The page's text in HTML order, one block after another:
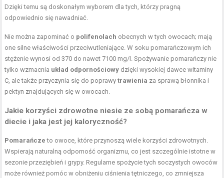
Dzięki temu są doskonałym wyborem dla tych, którzy pragną
odpowiednio się nawadniać.
Nie można zapominać o polifenolach obecnych w tych owocach; mają
one silne właściwości przeciwutleniające. W soku pomarańczowym ich
stężenie wynosi od 370 do nawet 7100 mg/l. Spożywanie pomarańczy nie
tylko wzmacnia układ odpornościowy dzięki wysokiej dawce witaminy
C, ale także przyczynia się do poprawytrawienia za sprawą błonnika i
pektyn znajdujących się w owocach.
Jakie korzyści zdrowotne niesie ze sobą pomarańcza w
diecie i jaka jest jej kaloryczność?
Pomarańcze to owoce, które przynoszą wiele korzyści zdrowotnych.
Wspierają naturalną odporność organizmu, co jest szczególnie istotne w
sezonie przeziębień i grypy. Regularne spożycie tych soczystych owoców
może również pomóc w obniżeniu ciśnienia tętniczego, co zmniejsza